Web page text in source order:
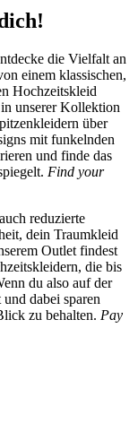
die Vielfalt an
einem klassischen,
Hochzeitskleid
unserer Kollektion
über
mit funkelnden
und finde das
Find your
reduzierte
dein Traumkleid
Outlet findest
die bis
du also auf der
dabei sparen
zu behalten. Pay